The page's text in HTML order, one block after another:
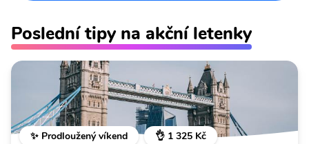
Poslední tipy na akční letenky
✨ Prodloužený víkend 👌 1 325 Kč